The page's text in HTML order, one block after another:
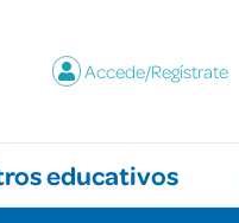
Accede/Regístrate
educativos